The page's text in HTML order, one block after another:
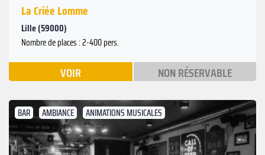
La Criée Lomme
Lille (59000)
Nombre de places : 2-400 pers.
VOIR NON RÉSERVABLE
BAR AMBIANCE ANIMATIONS MUSICALES